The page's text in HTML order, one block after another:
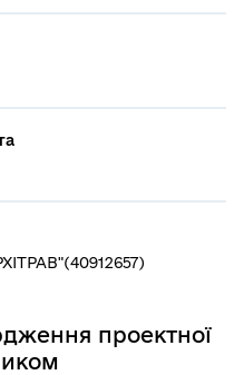
проектної